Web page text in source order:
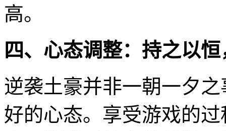
高。
四、心态调整：持之以
逆袭土豪并非一朝一夕
好的心态。享受游戏的